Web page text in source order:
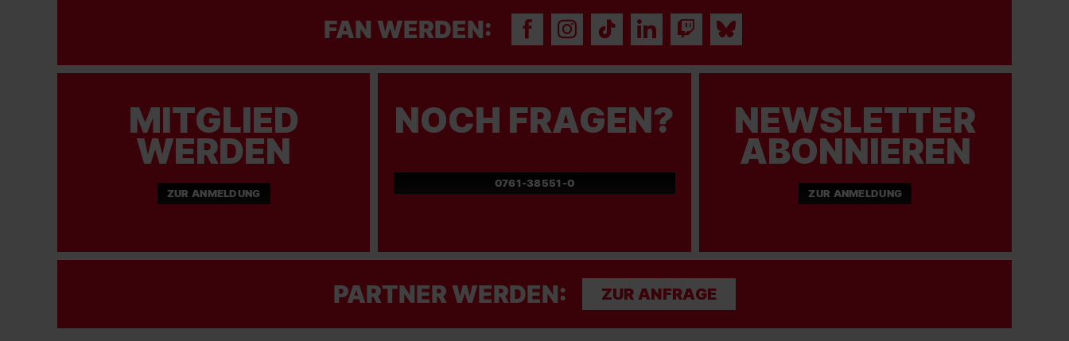
05.06.2026
Heute hat unsere Bereichsleiterin Birgit Bauer-
FAN WERDEN:
MITGLIED
WERDEN
ZUR ANMELDUNG
NOCH FRAGEN?
0761-38551-0
NEWSLETTER
ABONNIEREN
ZUR ANMELDUNG
PARTNER WERDEN: ZUR ANFRAGE